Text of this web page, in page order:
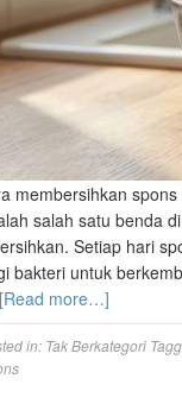
membersihkan
salah satu benda
Setiap hari
bakteri untuk
[Read more…]
in: Tak Berkategori